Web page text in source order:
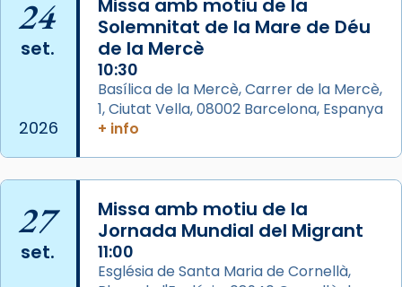
diablesses amb música i ball propis. Festa
gran a Mataró.
«Si vols saber què és calor, ves per les
Santes a Mataró»🥵.
Photo
View on Facebook · Share
Arquebisbat de Barcelona
2 weeks ago
Jaume, fill de Zebedeu, és juntament amb el
seu germà Joan i Pere un dels que
24
set.
2026
Missa amb motiu de la
Solemnitat de la Mare de Déu
de la Mercè
10:30
Basílica de la Mercè, Carrer de la Mercè,
1, Ciutat Vella, 08002 Barcelona, Espanya
+ info
27
set.
Missa amb motiu de la
Jornada Mundial del Migrant
11:00
Església de Santa Maria de Cornellà,